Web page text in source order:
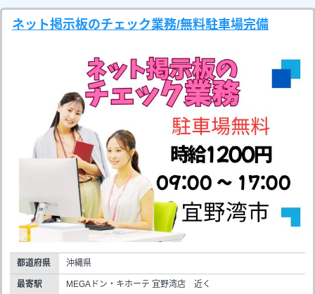
ネット掲示板のチェック業務/無料駐車場完備
都道府県 沖縄県
最寄駅 MEGAドン・キホーテ 宜野湾店 近く